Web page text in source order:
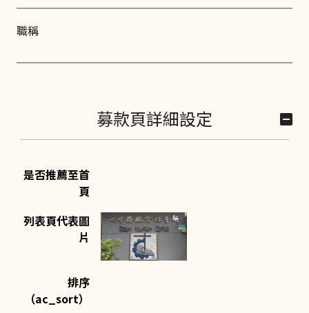
職稱
募款頁詳細設定
是否推薦至首
頁
列表頁代表圖
片
排序
（ac_sort）